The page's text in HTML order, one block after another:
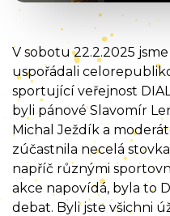
V sobotu 22.2.2025
uspořádali
sportující veřejnost
byli pánové Slavomír
Michal Ježdík a
zúčastnila necelá
napříč různými
akce napovídá, byla to
debat. Byli jste všichni